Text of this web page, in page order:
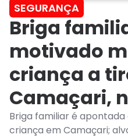
SEGURANÇA
Briga
motivado
criança a
Camaçari,
Briga familiar é
criança em Camaçari;